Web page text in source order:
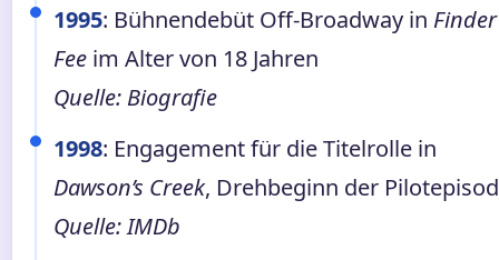
1995: Bühnendebüt Off-Broadway in
Fee im Alter von 18 Jahren
Quelle: Biografie
1998: Engagement für die Titelrolle in
Dawson’s Creek, Drehbeginn der
Quelle: IMDb